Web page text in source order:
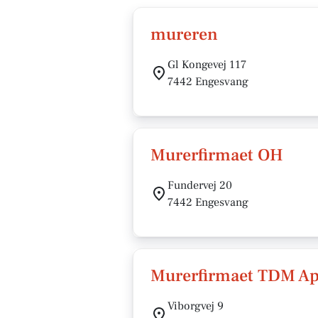
mureren
Gl Kongevej 117
7442 Engesvang
Murerfirmaet OH
Fundervej 20
7442 Engesvang
Murerfirmaet TDM
Viborgvej 9